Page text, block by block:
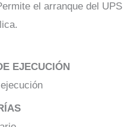
el arranque del UPS
EJECUCIÓN